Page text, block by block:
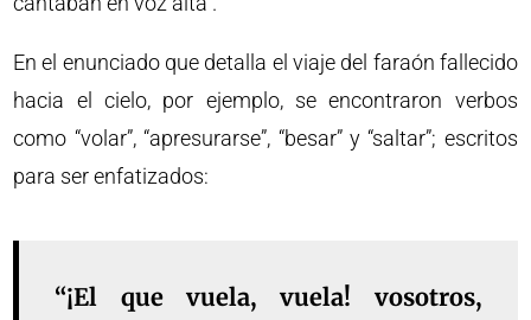
En el enunciado que detalla el viaje del faraón fallecido
hacia el cielo, por ejemplo, se encontraron verbos
como “volar”, “apresurarse”, “besar” y “saltar”; escritos
para ser enfatizados:
“¡El que vuela, vuela! vosotros,